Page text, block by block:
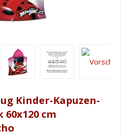
Kinder-Kapuzen-
cm